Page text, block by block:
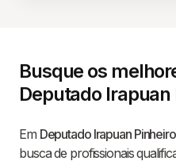
Busque os
Deputado Irapuan
Em Deputado Irapuan Pinheiro
busca de profissionais